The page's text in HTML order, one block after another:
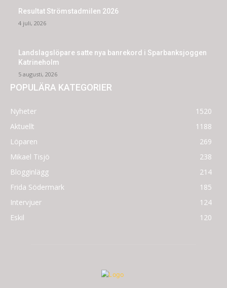
Resultat Strömstadmilen 2026
4 juli, 2026
Landslagslöpare satte nya banrekord i Sparbanksjoggen
Katrineholm
5 augusti, 2026
POPULÄRA KATEGORIER
Nyheter
1520
Aktuellt
1188
Löparen
269
Mikael Tisjö
238
Blogginlägg
214
Frida Södermark
185
Intervjuer
124
Eskil
120